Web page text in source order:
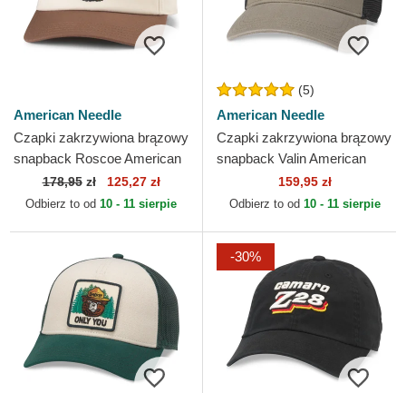
American Needle
Czapki zakrzywiona brązowy
snapback Roscoe American
Needle178,95zł 125,27 zł
Odbierz to od 10 - 11 sierpie
(5)
American Needle
Czapki zakrzywiona brązowy
snapback Valin American
159,95 zł
Odbierz to od 10 - 11 sierpie
-30%